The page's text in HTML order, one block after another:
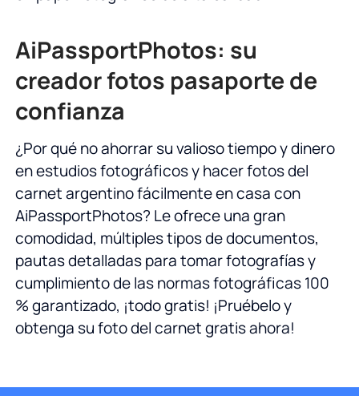
AiPassportPhotos: su
creador fotos pasaporte de
confianza
¿Por qué no ahorrar su valioso tiempo y dinero
en estudios fotográficos y hacer fotos del
carnet argentino fácilmente en casa con
AiPassportPhotos? Le ofrece una gran
comodidad, múltiples tipos de documentos,
pautas detalladas para tomar fotografías y
cumplimiento de las normas fotográficas 100
% garantizado, ¡todo gratis! ¡Pruébelo y
obtenga su foto del carnet gratis ahora!